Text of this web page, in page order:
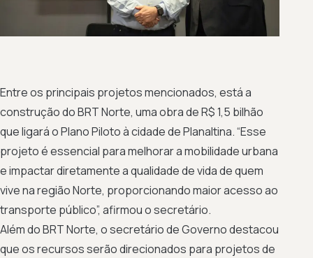
Entre os principais projetos mencionados, está a
construção do BRT Norte, uma obra de R$ 1,5 bilhão
que ligará o Plano Piloto à cidade de Planaltina. “Esse
projeto é essencial para melhorar a mobilidade urbana
e impactar diretamente a qualidade de vida de quem
vive na região Norte, proporcionando maior acesso ao
transporte público”, afirmou o secretário.
Além do BRT Norte, o secretário de Governo destacou
que os recursos serão direcionados para projetos de